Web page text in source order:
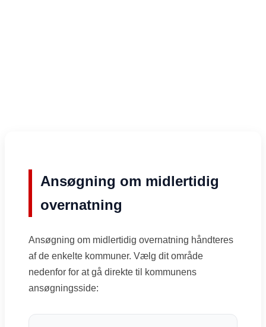
Ansøgning om midlertidig
overnatning
Ansøgning om midlertidig overnatning håndteres
af de enkelte kommuner. Vælg dit område
nedenfor for at gå direkte til kommunens
ansøgningsside: